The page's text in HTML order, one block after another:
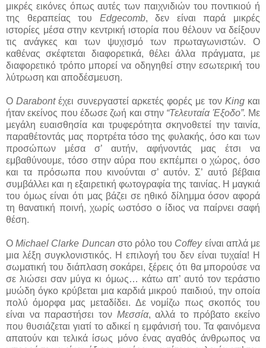
μικρές εικόνες όπως αυτές των παιχνιδιών του ποντικιού ή
της θεραπείας του Edgecomb, δεν είναι παρά μικρές
ιστορίες μέσα στην κεντρική ιστορία που θέλουν να δείξουν
τις ανάγκες και των ψυχισμό των πρωταγωνιστών. Ο
καθένας σκέφτεται διαφορετικά, θέλει άλλα πράγματα, με
διαφορετικό τρόπο μπορεί να οδηγηθεί στην εσωτερική του
λύτρωση και αποδέσμευση.
ΟDarabontέχει συνεργαστεί αρκετές φορές με τονKingκαι
ήταν εκείνος που έδωσε ζωή και στην “Τελευταία Έξοδο”. Με
μεγάλη ευαισθησία και τρυφερότητα σκηνοθετεί την ταινία,
παραθέτοντάς μας πορτρέτα τόσο της φυλακής, όσο και των
προσώπων μέσα σ’ αυτήν, αφήνοντάς μας έτσι να
εμβαθύνουμε, τόσο στην αύρα που εκπέμπει ο χώρος, όσο
και τα πρόσωπα που κινούνται σ’ αυτόν. Σ’ αυτό βέβαια
συμβάλλει και η εξαιρετική φωτογραφία της ταινίας. Η μαγκιά
του όμως είναι ότι μας βάζει σε ηθικό δίλημμα όσον αφορά
τη θανατική ποινή, χωρίς ωστόσο ο ίδιος να παίρνει σαφή
θέση.
ΟMichael Clarke Duncan στο ρόλο του Coffeyείναι απλά με
μια λέξη συγκλονιστικός. Η επιλογή του δεν είναι τυχαία! Η
σωματική του διάπλαση σοκάρει, ξέρεις ότι θα μπορούσε να
σε λιώσει σαν μύγα κι όμως… κάτω απ’ αυτό τον τεράστιο
μυώδη όγκο κρύβεται μια καρδιά μικρού παιδιού, την οποία
πολύ όμορφα μας μεταδίδει. Δε νομίζω πως σκοπός του
είναι να παραστήσει τονΜεσσία, αλλά το πρόβατο εκείνο
που θυσιάζεται γιατί το αδικεί η εμφάνισή του. Τα φαινόμενα
απατούν και τελικά ίσως μόνο ένας αγαθός άνθρωπος να